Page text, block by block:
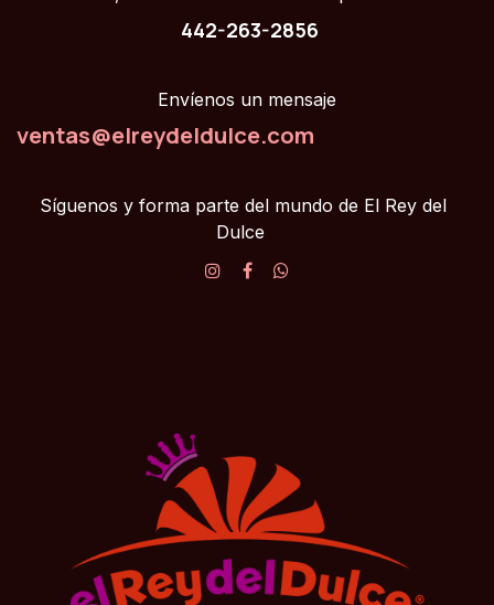
442-263-2856
Envíenos un mensaje
ventas@elreydeldulce.com
Síguenos y forma parte del mundo de El Rey del
Dulce